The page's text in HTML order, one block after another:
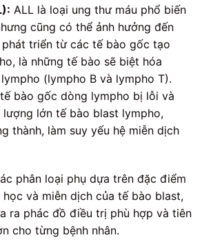
ALL là loại ung thư máu phổ biến
cũng có thể ảnh hưởng đến
phát triển từ các tế bào gốc tạo
là những tế bào sẽ biệt hóa
(lympho B và lympho T).
bào gốc dòng lympho bị lỗi và
lượng lớn tế bào blast lympho,
thành, làm suy yếu hệ miễn dịch
phân loại phụ dựa trên đặc điểm
và miễn dịch của tế bào blast,
ra phác đồ điều trị phù hợp và tiên
cho từng bệnh nhân.